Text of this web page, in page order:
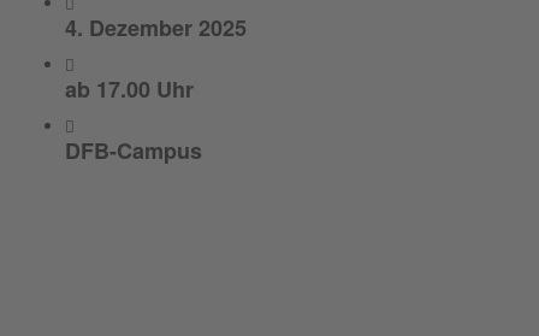
4. Dezember 2025
ab 17.00 Uhr
DFB-Campus